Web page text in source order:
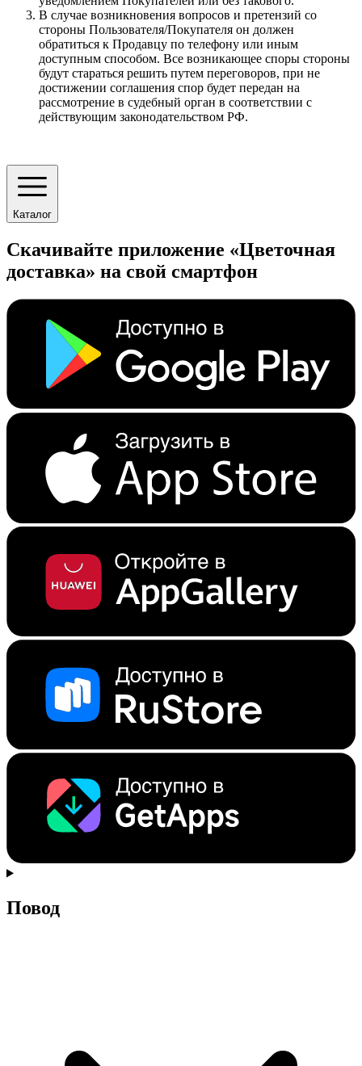
В случае возникновения вопросов и претензий со
стороны Пользователя/Покупателя он должен
обратиться к Продавцу по телефону или иным
доступным способом. Все возникающее споры стороны
будут стараться решить путем переговоров, при не
достижении соглашения спор будет передан на
рассмотрение в судебный орган в соответствии с
действующим законодательством РФ.
Каталог
Скачивайте приложение «Цветочная
доставка» на свой смартфон
Повод